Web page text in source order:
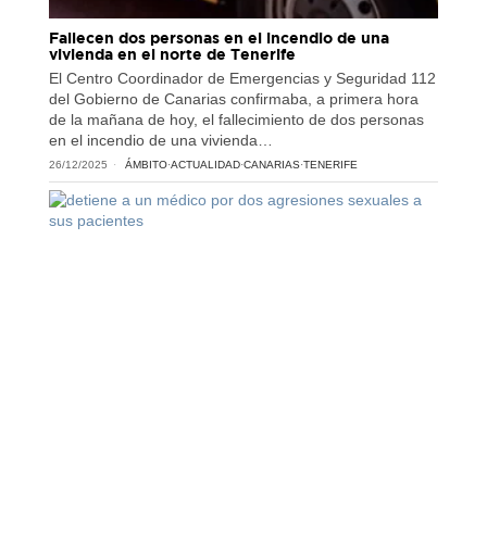
Fallecen dos personas en el incendio de una
vivienda en el norte de Tenerife
El Centro Coordinador de Emergencias y Seguridad 112
del Gobierno de Canarias confirmaba, a primera hora
de la mañana de hoy, el fallecimiento de dos personas
en el incendio de una vivienda…
26/12/2025 ÁMBITO·ACTUALIDAD·CANARIAS·TENERIFE